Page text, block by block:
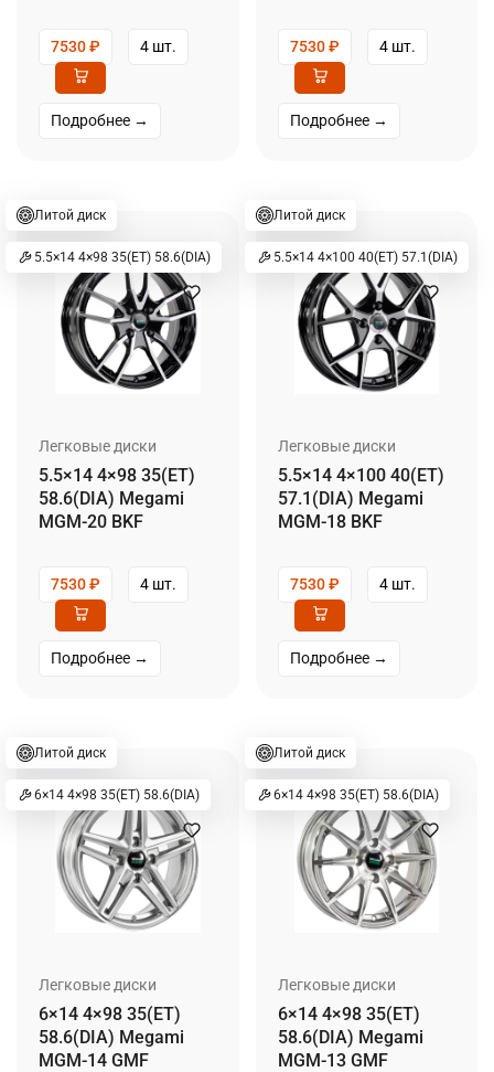
7530₽ 4 шт.
Подробнее →
7530₽ 4 шт.
Подробнее →
Литой диск
5.5×14 4×98 35(ET) 58.6(DIA)
Легковые диски
5.5×14 4×98 35(ET)
58.6(DIA) Megami
MGM-20 BKF
7530₽ 4 шт.
Подробнее →
Литой диск
5.5×14 4×100 40(ET) 57.1(DIA)
Легковые диски
5.5×14 4×100 40(ET)
57.1(DIA) Megami
MGM-18 BKF
7530₽ 4 шт.
Подробнее →
Литой диск
6×14 4×98 35(ET) 58.6(DIA)
Легковые диски
6×14 4×98 35(ET)
58.6(DIA) Megami
MGM-14 GMF
Литой диск
6×14 4×98 35(ET) 58.6(DIA)
Легковые диски
6×14 4×98 35(ET)
58.6(DIA) Megami
MGM-13 GMF